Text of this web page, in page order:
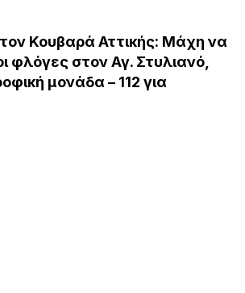
Κουβαρά Αττικής: Μάχη να
φλόγες στον Αγ. Στυλιανό,
μονάδα – 112 για